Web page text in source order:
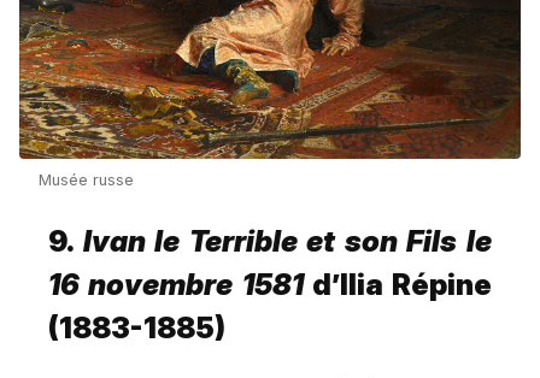
Musée russe
9. Ivan le Terrible et son Fils le
16 novembre 1581d’Ilia Répine
(1883-1885)